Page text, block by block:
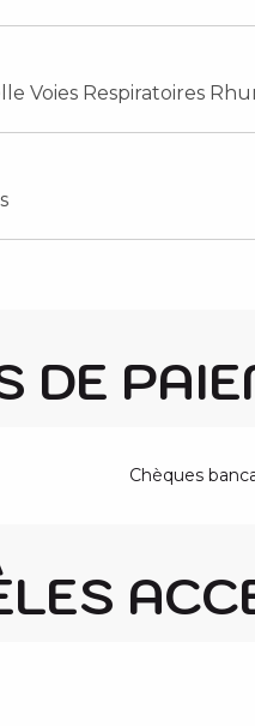
Voies Respiratoires
DE
Chèques